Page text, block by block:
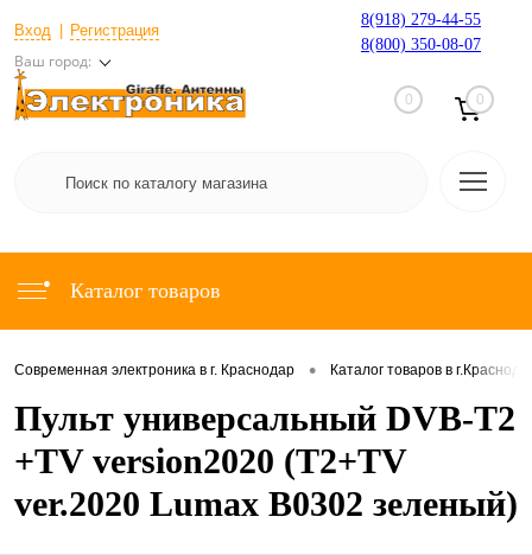
Вход Регистрация
Ваш город:
8(918) 279-44-55
8(800) 350-08-07
0 0
Каталог товаров
Современная электроника в г. Краснодар • Каталог товаров в
Пульт универсальный DVB-T2
+TV version2020 (Т2+TV
ver.2020 Lumax B0302 зеленый)